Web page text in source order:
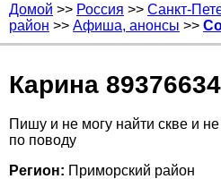
Домой >> Россия >> Санкт-
район >> Афиша, анонсы >>
Карина
Пишу и не могу найти скве и
по поводу
Регион: Приморский район